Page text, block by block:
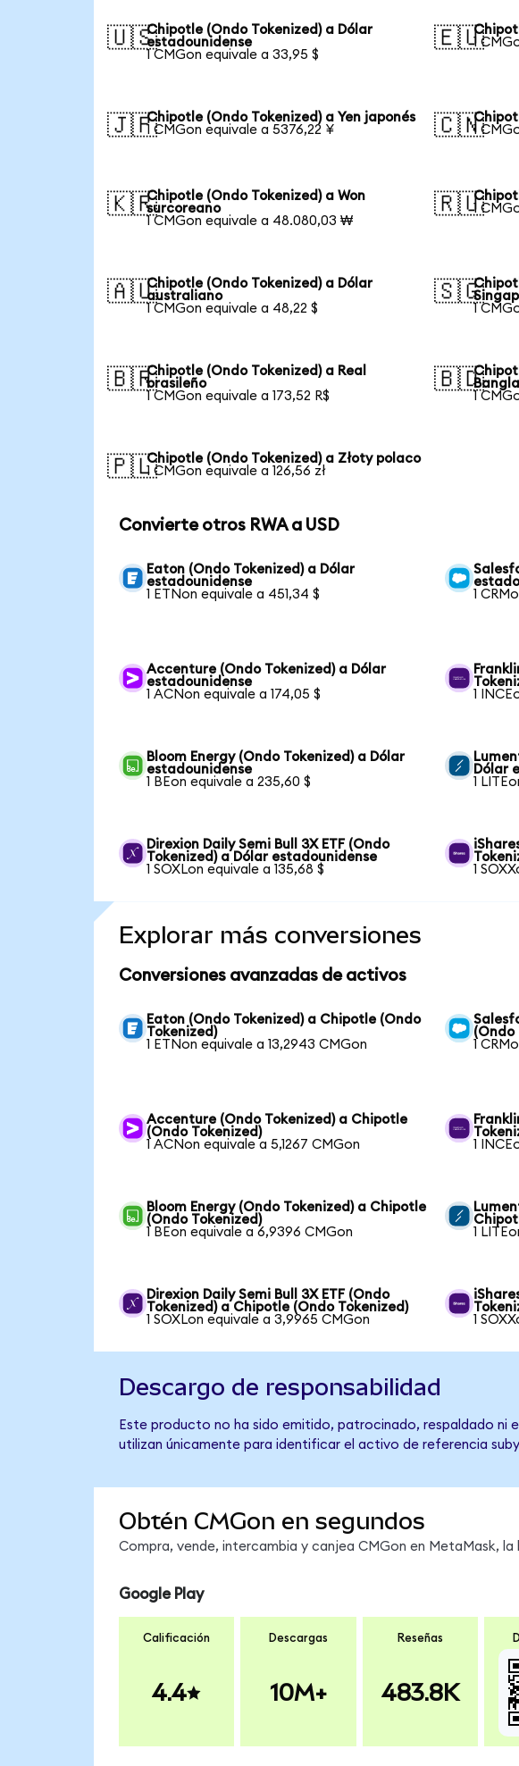
🇺🇸Chipotle (Ondo Tokenized) a Dólar
estadounidense
1 CMGon equivale a 33,95 $
🇪🇺
1
🇯🇵Chipotle (Ondo Tokenized) a Yen japonés
1 CMGon equivale a 5376,22 ¥
🇨🇳
1
🇰🇷Chipotle (Ondo Tokenized) a Won
surcoreano
1 CMGon equivale a 48.080,03 ₩
🇷🇺
1
🇦🇺Chipotle (Ondo Tokenized) a Dólar
australiano
1 CMGon equivale a 48,22 $
🇸🇬
1
🇧🇷Chipotle (Ondo Tokenized) a Real
brasileño
1 CMGon equivale a 173,52 R$
🇧🇩
1
🇵🇱Chipotle (Ondo Tokenized) a Złoty polaco
1 CMGon equivale a 126,56 zł
Convierte otros RWA a USD
Eaton (Ondo Tokenized) a Dólar
estadounidense
1 ETNon equivale a 451,34 $
1
Accenture (Ondo Tokenized) a Dólar
estadounidense
1 ACNon equivale a 174,05 $
1
Bloom Energy (Ondo Tokenized) a Dólar
estadounidense
1 BEon equivale a 235,60 $
Dólar
1
Direxion Daily Semi Bull 3X ETF (Ondo
Tokenized) a Dólar estadounidense
1 SOXLon equivale a 135,68 $
1
Explorar más conversiones
Conversiones avanzadas de activos
Eaton (Ondo Tokenized) a Chipotle (Ondo
Tokenized)
1 ETNon equivale a 13,2943 CMGon
(Ondo
1
Accenture (Ondo Tokenized) a Chipotle
(Ondo Tokenized)
1 ACNon equivale a 5,1267 CMGon
1
Bloom Energy (Ondo Tokenized) a Chipotle
(Ondo Tokenized)
1 BEon equivale a 6,9396 CMGon
1
Direxion Daily Semi Bull 3X ETF (Ondo
Tokenized) a Chipotle (Ondo Tokenized)
1 SOXLon equivale a 3,9965 CMGon
1
Descargo de responsabilidad
Este producto no ha sido emitido, patrocinado, respaldado ni
utilizan únicamente para identificar el activo de referencia
Obtén CMGon en segundos
Compra, vende, intercambia y canjea CMGon en MetaMask,
Google Play
Calificación
4.4
Descargas
10M+
Reseñas
483.8K